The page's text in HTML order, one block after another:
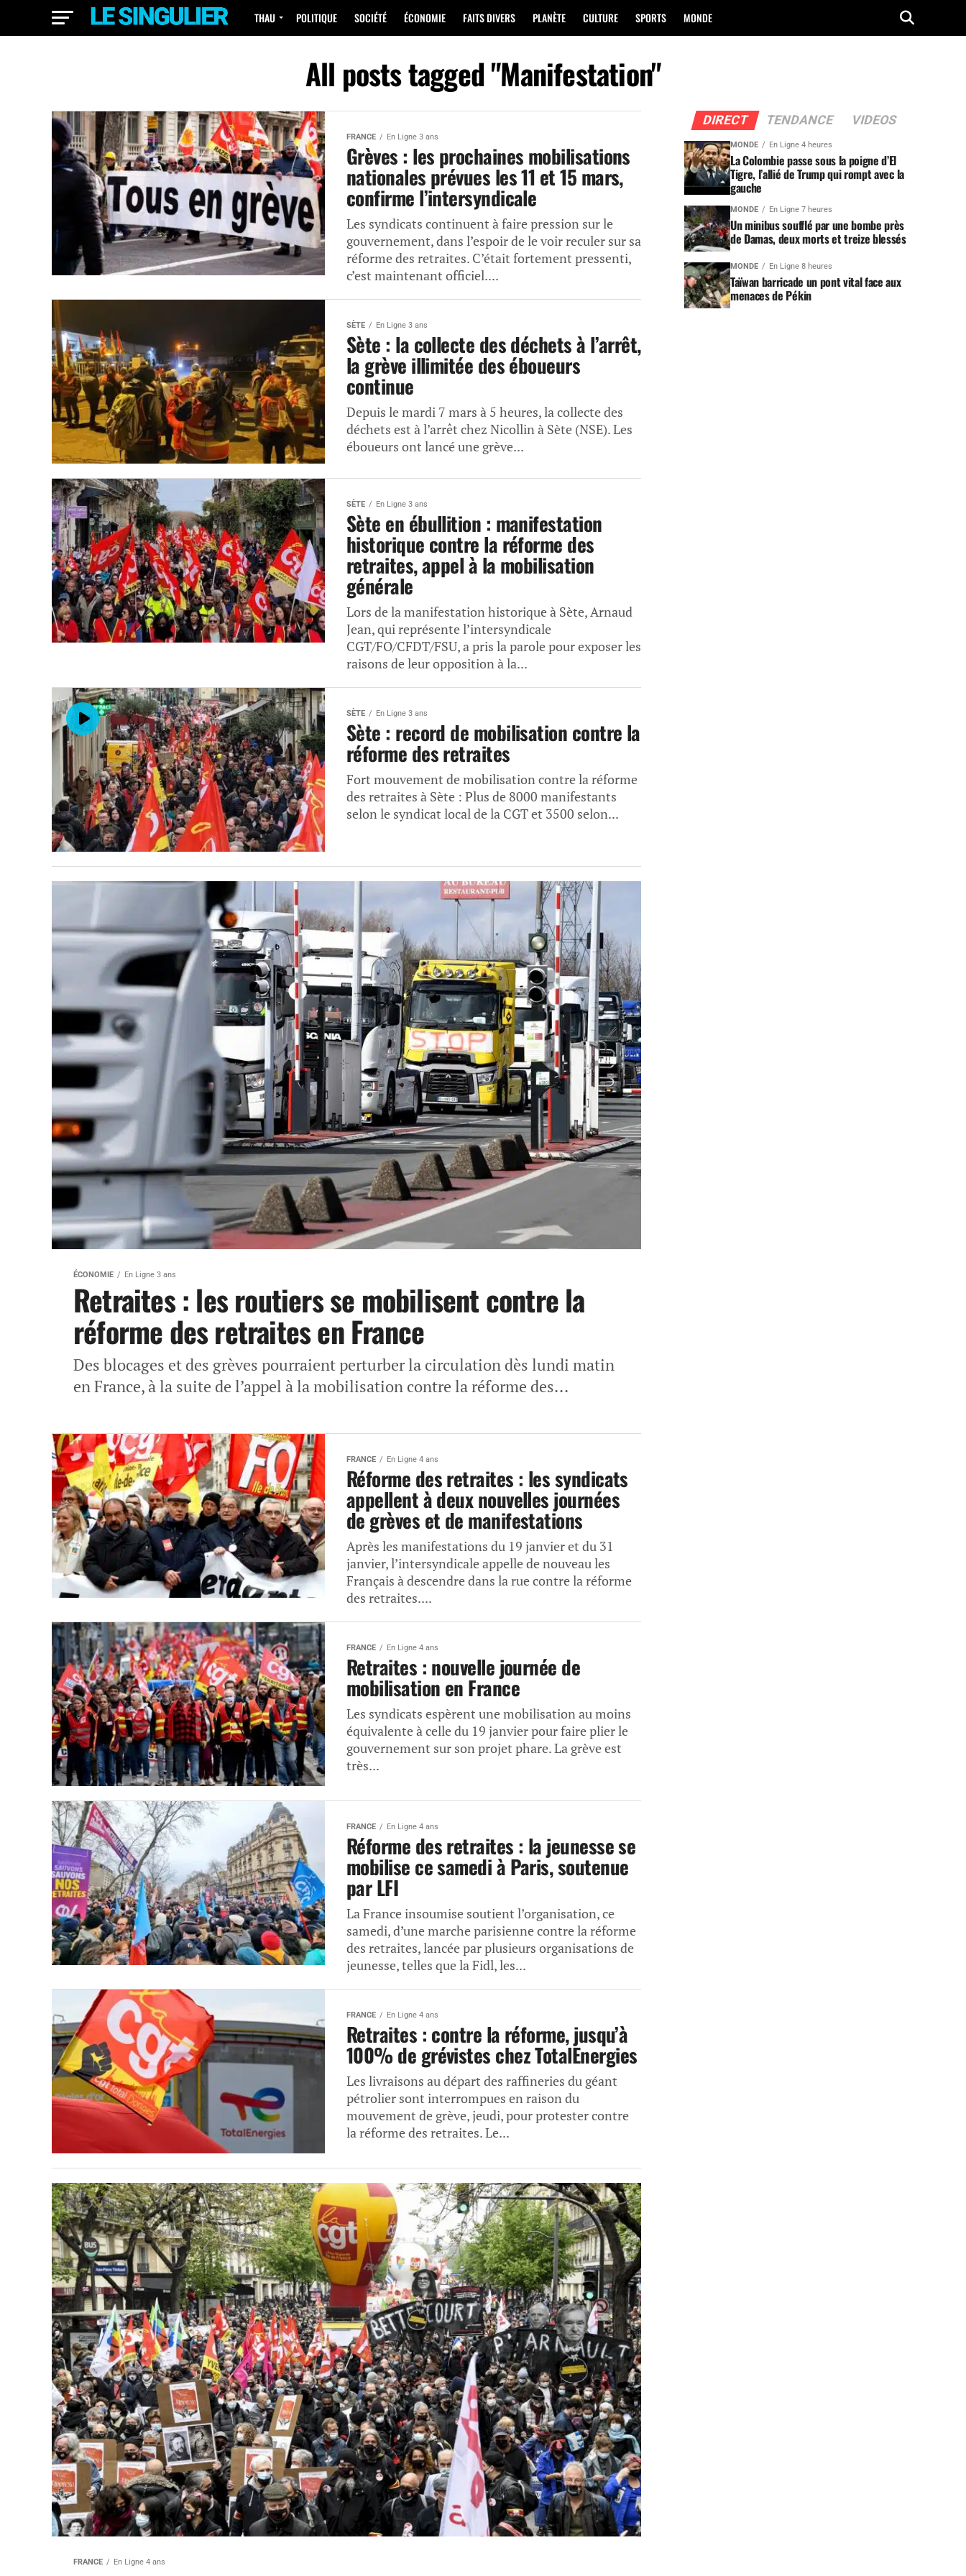
THAU POLITIQUE SOCIÉTÉ ÉCONOMIE FAITS DIVERS PLANÈTE CULTURE SPORTS MONDE
All posts tagged "Manifestation"
FRANCE En Ligne 3 ans
Grèves : les prochaines mobilisations
nationales prévues les 11 et 15 mars,
confirme l’intersyndicale
Les syndicats continuent à faire pression sur le
gouvernement, dans l’espoir de le voir reculer sur sa
réforme des retraites. C’était fortement pressenti,
c’est maintenant officiel....
SÈTE En Ligne 3 ans
Sète : la collecte des déchets à l’arrêt,
la grève illimitée des éboueurs
continue
Depuis le mardi 7 mars à 5 heures, la collecte des
déchets est à l’arrêt chez Nicollin à Sète (NSE). Les
éboueurs ont lancé une grève...
SÈTE En Ligne 3 ans
Sète en ébullition : manifestation
historique contre la réforme des
retraites, appel à la mobilisation
générale
Lors de la manifestation historique à Sète, Arnaud
Jean, qui représente l’intersyndicale
CGT/FO/CFDT/FSU, a pris la parole pour exposer les
raisons de leur opposition à la...
SÈTE En Ligne 3 ans
Sète : record de mobilisation contre la
réforme des retraites
Fort mouvement de mobilisation contre la réforme
des retraites à Sète : Plus de 8000 manifestants
selon le syndicat local de la CGT et 3500 selon...
ÉCONOMIE En Ligne 3 ans
Retraites : les routiers se mobilisent contre la
réforme des retraites en France
Des blocages et des grèves pourraient perturber la circulation dès lundi matin
en France, à la suite de l’appel à la mobilisation contre la réforme des...
FRANCE En Ligne 4 ans
Réforme des retraites : les syndicats
appellent à deux nouvelles journées
de grèves et de manifestations
Après les manifestations du 19 janvier et du 31
janvier, l’intersyndicale appelle de nouveau les
Français à descendre dans la rue contre la réforme
des retraites....
FRANCE En Ligne 4 ans
Retraites : nouvelle journée de
mobilisation en France
Les syndicats espèrent une mobilisation au moins
équivalente à celle du 19 janvier pour faire plier le
gouvernement sur son projet phare. La grève est
très...
FRANCE En Ligne 4 ans
Réforme des retraites : la jeunesse se
mobilise ce samedi à Paris, soutenue
par LFI
La France insoumise soutient l’organisation, ce
samedi, d’une marche parisienne contre la réforme
des retraites, lancée par plusieurs organisations de
jeunesse, telles que la Fidl, les...
FRANCE En Ligne 4 ans
Retraites : contre la réforme, jusqu’à
100% de grévistes chez TotalEnergies
Les livraisons au départ des raffineries du géant
pétrolier sont interrompues en raison du
mouvement de grève, jeudi, pour protester contre
la réforme des retraites. Le...
FRANCE En Ligne 4 ans
DIRECT TENDANCE VIDEOS
MONDE En Ligne 4 heures
La Colombie passe sous la poigne d’El
Tigre, l’allié de Trump qui rompt avec la
gauche
MONDE En Ligne 7 heures
Un minibus soufflé par une bombe près
de Damas, deux morts et treize blessés
MONDE En Ligne 8 heures
Taïwan barricade un pont vital face aux
menaces de Pékin